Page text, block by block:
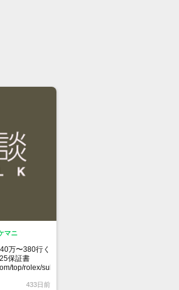
マニ
万〜380行く
保証書
top/rolex/submariner/166613lb-
433日前